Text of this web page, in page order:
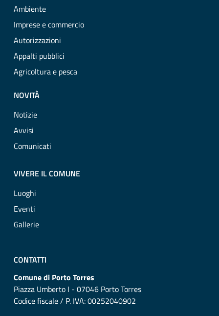
Ambiente
Imprese e commercio
Autorizzazioni
Appalti pubblici
Agricoltura e pesca
NOVITÀ
Notizie
Avvisi
Comunicati
VIVERE IL COMUNE
Luoghi
Eventi
Gallerie
CONTATTI
Comune di Porto Torres
Piazza Umberto I - 07046 Porto Torres
Codice fiscale / P. IVA: 00252040902